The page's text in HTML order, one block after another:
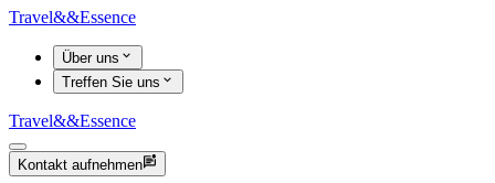
Travel&&Essence
Über uns
Treffen Sie uns
Travel&&Essence
Kontakt aufnehmen